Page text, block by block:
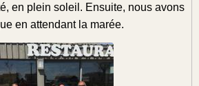
en plein soleil. Ensuite, nous avons
en attendant la marée.